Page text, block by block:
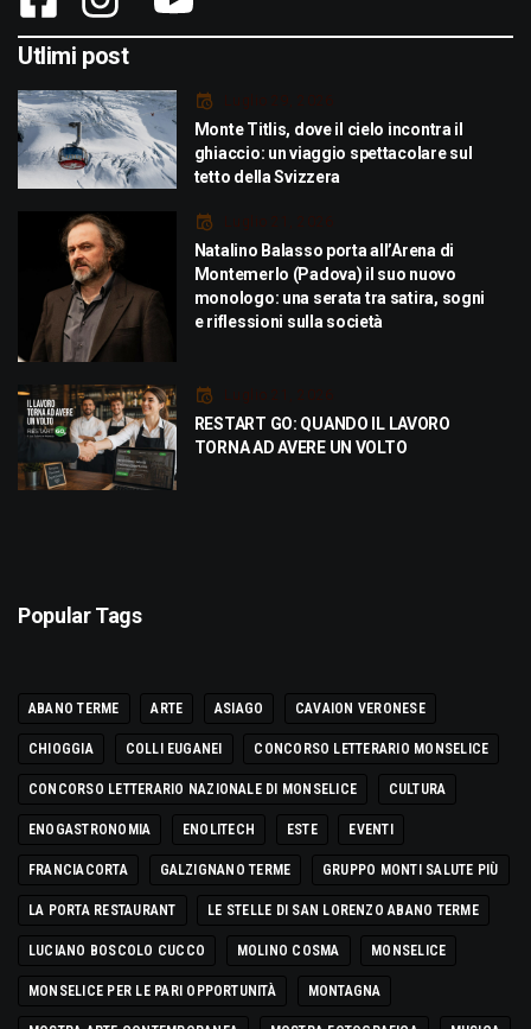
Utlimi post
Luglio 29, 2026
Monte Titlis, dove il cielo incontra il
ghiaccio: un viaggio spettacolare sul
tetto della Svizzera
Luglio 21, 2026
Natalino Balasso porta all’Arena di
Montemerlo (Padova) il suo nuovo
monologo: una serata tra satira, sogni
e riflessioni sulla società
Luglio 21, 2026
RESTART GO: QUANDO IL LAVORO
TORNA AD AVERE UN VOLTO
Popular Tags
ABANO TERME ARTE ASIAGO CAVAION VERONESE
CHIOGGIA COLLI EUGANEI CONCORSO LETTERARIO MONSELICE
CONCORSO LETTERARIO NAZIONALE DI MONSELICE CULTURA
ENOGASTRONOMIA ENOLITECH ESTE EVENTI
FRANCIACORTA GALZIGNANO TERME GRUPPO MONTI SALUTE PIÙ
LA PORTA RESTAURANT LE STELLE DI SAN LORENZO ABANO TERME
LUCIANO BOSCOLO CUCCO MOLINO COSMA MONSELICE
MONSELICE PER LE PARI OPPORTUNITÀ MONTAGNA